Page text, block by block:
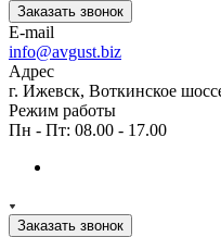
Заказать звонок
E-mail
info@avgust.biz
Адрес
г. Ижевск, Воткинское
Режим работы
Пн - Пт: 08.00 - 17.00
Заказать звонок